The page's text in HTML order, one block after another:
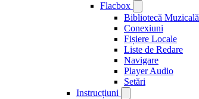
Flacbox
Bibliotecă Muzicală
Conexiuni
Fișiere Locale
Liste de Redare
Navigare
Player Audio
Setări
Instrucțiuni